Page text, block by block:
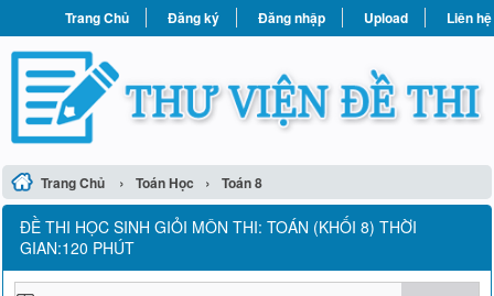
Trang Chủ Đăng ký Đăng nhập Upload Liên hệ
Trang Chủ › Toán Học › Toán 8
ĐỀ THI HỌC SINH GIỎI MÔN THI: TOÁN (KHỐI 8) THỜI
GIAN:120 PHÚT